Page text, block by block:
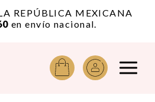
REPÚBLICA MEXICANA
en envío nacional.